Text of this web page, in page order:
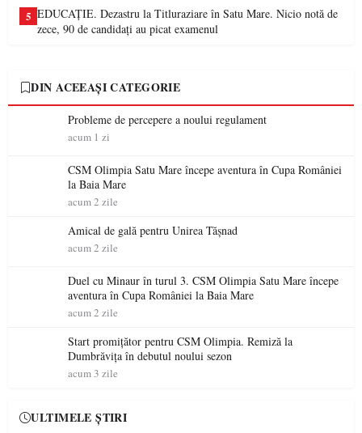
5 EDUCAȚIE. Dezastru la Titluraziare în Satu Mare. Nicio notă de
zece, 90 de candidați au picat examenul
DIN ACEEAȘI CATEGORIE
Probleme de percepere a noului regulament
acum 1 zi
CSM Olimpia Satu Mare începe aventura în Cupa României
la Baia Mare
acum 2 zile
Amical de gală pentru Unirea Tășnad
acum 2 zile
Duel cu Minaur în turul 3. CSM Olimpia Satu Mare începe
aventura în Cupa României la Baia Mare
acum 2 zile
Start promițător pentru CSM Olimpia. Remiză la
Dumbrăvița în debutul noului sezon
acum 3 zile
ULTIMELE ȘTIRI